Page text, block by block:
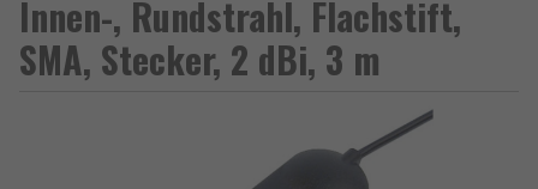
Innen-, Rundstrahl, Flachstift,
SMA, Stecker, 2 dBi, 3 m